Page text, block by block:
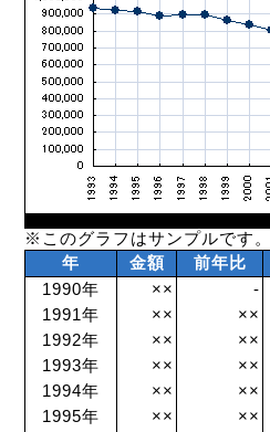
※このグラフはサンプルです。
年
金額 前年比
1990年
×× -
1991年
×× ××
1992年
×× ××
1993年
×× ××
1994年
×× ××
1995年
×× ××